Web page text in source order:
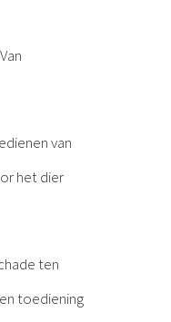
van
het dier
ten
toediening